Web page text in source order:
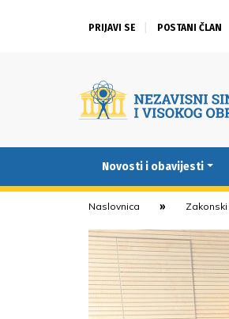
PRIJAVI SE POSTANI ČLAN
Novosti i obavijesti
Naslovnica